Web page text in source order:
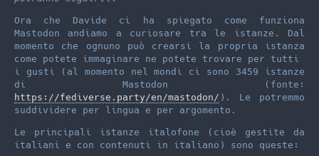
Ora che Davide ci ha spiegato come funziona
Mastodon andiamo a curiosare tra le istanze. Dal
momento che ognuno può crearsi la propria istanza
come potete immaginare ne potete trovare per tutti
i gusti (al momento nel mondi ci sono 3459 istanze
di Mastodon (fonte:
https://fediverse.party/en/mastodon/ ). Le potremmo
suddividere per lingua e per argomento.
Le principali istanze italofone (cioè gestite da
italiani e con contenuti in italiano) sono queste: